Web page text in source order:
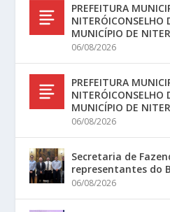
PREFEITURA
NITERÓICONSELHO
MUNICÍPIO DE
06/08/2026
PREFEITURA
NITERÓICONSELHO
MUNICÍPIO DE
06/08/2026
Secretaria de
representantes do
06/08/2026